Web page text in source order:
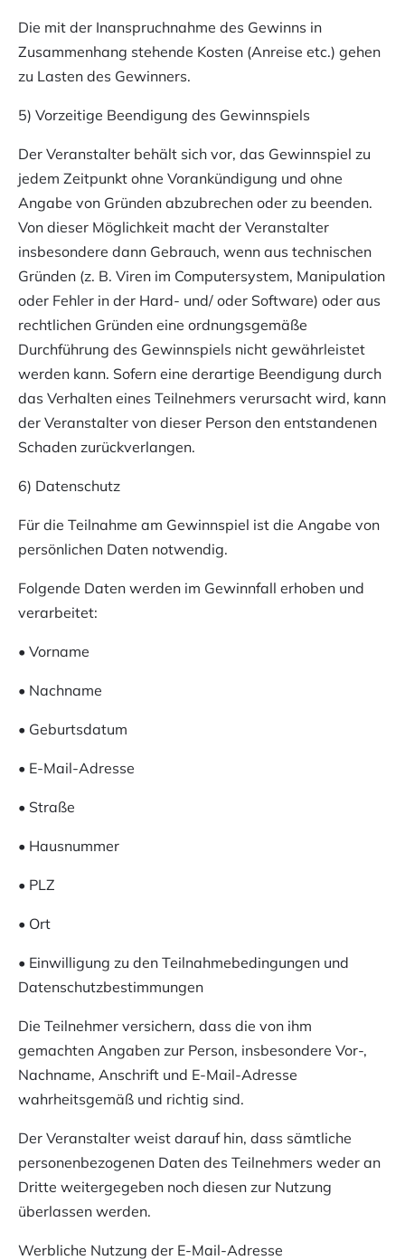
Die mit der Inanspruchnahme des Gewinns in
Zusammenhang stehende Kosten (Anreise etc.) gehen
zu Lasten des Gewinners.
5) Vorzeitige Beendigung des Gewinnspiels
Der Veranstalter behält sich vor, das Gewinnspiel zu
jedem Zeitpunkt ohne Vorankündigung und ohne
Angabe von Gründen abzubrechen oder zu beenden.
Von dieser Möglichkeit macht der Veranstalter
insbesondere dann Gebrauch, wenn aus technischen
Gründen (z. B. Viren im Computersystem, Manipulation
oder Fehler in der Hard- und/ oder Software) oder aus
rechtlichen Gründen eine ordnungsgemäße
Durchführung des Gewinnspiels nicht gewährleistet
werden kann. Sofern eine derartige Beendigung durch
das Verhalten eines Teilnehmers verursacht wird, kann
der Veranstalter von dieser Person den entstandenen
Schaden zurückverlangen.
6) Datenschutz
Für die Teilnahme am Gewinnspiel ist die Angabe von
persönlichen Daten notwendig.
Folgende Daten werden im Gewinnfall erhoben und
verarbeitet:
• Vorname
• Nachname
• Geburtsdatum
• E-Mail-Adresse
• Straße
• Hausnummer
• PLZ
• Ort
• Einwilligung zu den Teilnahmebedingungen und
Datenschutzbestimmungen
Die Teilnehmer versichern, dass die von ihm
gemachten Angaben zur Person, insbesondere Vor-,
Nachname, Anschrift und E-Mail-Adresse
wahrheitsgemäß und richtig sind.
Der Veranstalter weist darauf hin, dass sämtliche
personenbezogenen Daten des Teilnehmers weder an
Dritte weitergegeben noch diesen zur Nutzung
überlassen werden.
Werbliche Nutzung der E-Mail-Adresse